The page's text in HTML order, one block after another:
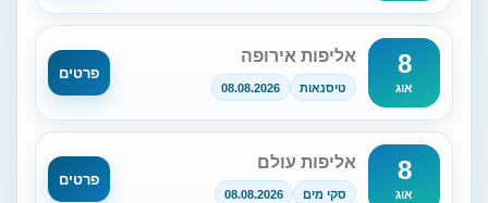
8
אוג
אליפות אירופה
טיסנאות 08.08.2026
פרטים
8
אוג
אליפות עולם
סקי מים 08.08.2026
פרטים